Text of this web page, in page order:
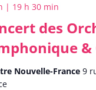
des
&
| 19 h 30 min
Nouvelle-France9